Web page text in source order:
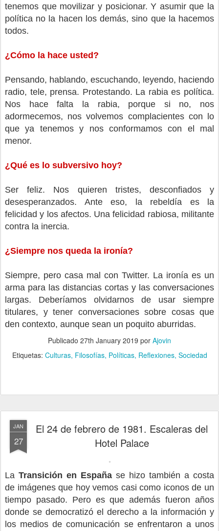
tenemos que movilizar y posicionar. Y asumir que la
política no la hacen los demás, sino que la hacemos
todos.
¿Cómo la hace usted?
Pensando, hablando, escuchando, leyendo, haciendo
radio, tele, prensa. Protestando. La rabia es política.
Nos hace falta la rabia, porque si no, nos
adormecemos, nos volvemos complacientes con lo
que ya tenemos y nos conformamos con el mal
menor.
¿Qué es lo subversivo hoy?
Ser feliz. Nos quieren tristes, desconfiados y
desesperanzados. Ante eso, la rebeldía es la
felicidad y los afectos. Una felicidad rabiosa, militante
contra la inercia.
¿Siempre nos queda la ironía?
Siempre, pero casa mal con Twitter. La ironía es un
arma para las distancias cortas y las conversaciones
largas. Deberíamos olvidarnos de usar siempre
titulares, y tener conversaciones sobre cosas que
den contexto, aunque sean un poquito aburridas.
Publicado 27th January 2019 por Ajovin
Etiquetas: Culturas Filosofías Políticas Reflexiones Sociedad
JAN
27
El 24 de febrero de 1981. Escaleras del
Hotel Palace
La Transición en España se hizo también a costa
de imágenes que hoy vemos casi como iconos de un
tiempo pasado. Pero es que además fueron años
donde se democratizó el derecho a la información y
los medios de comunicación se enfrentaron a unos